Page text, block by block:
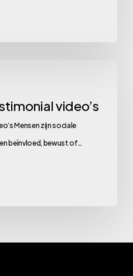
video’s
Mensen zijn sociale
beïnvloed, bewust of…